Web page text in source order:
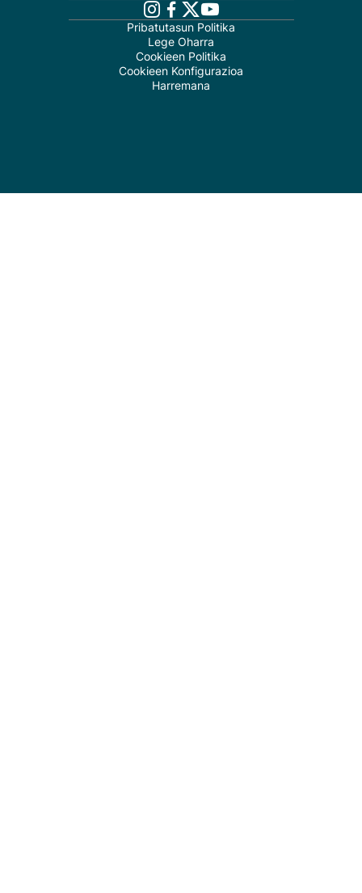
Pribatutasun Politika
Lege Oharra
Cookieen Politika
Cookieen Konfigurazioa
Harremana